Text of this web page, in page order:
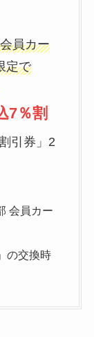
員カー
定で
7％割
引券」2
会員カー
の交換時